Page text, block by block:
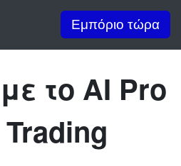
Εμπόριο τώρα
το AI Pro